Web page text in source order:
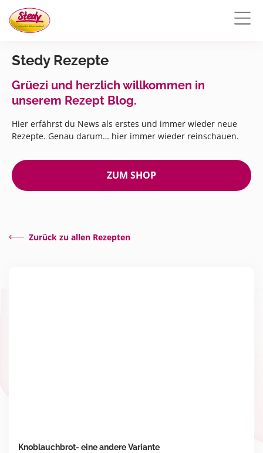
Stedy Rezepte
Grüezi und herzlich willkommen in
unserem Rezept Blog.
Hier erfährst du News als erstes und immer wieder neue
Rezepte. Genau darum… hier immer wieder reinschauen.
ZUM SHOP
Zurück zu allen Rezepten
Knoblauchbrot- eine andere Variante